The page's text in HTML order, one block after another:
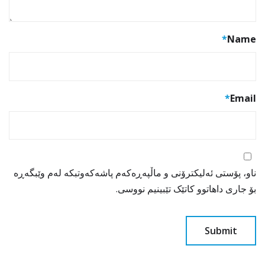
Name
*
Email
*
ناو، پۆستی ئەلیکترۆنی و ماڵپەڕەکەم پاشەکەوتبکە لەم وێبگەڕە
بۆ جاری داهاتوو کاتێک تێبینیم نووسی.